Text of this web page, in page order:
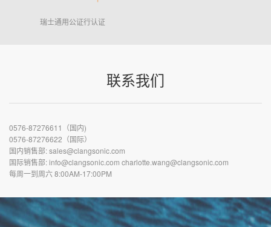
瑞士通用公证行认证
联系我们
0576-87276611（国内)
0576-87276622（国际）
国内销售部: sales@clangsonic.com
国际销售部: info@clangsonic.com charlotte.wang@clangsonic.com
每周一到周六 8:00AM-17:00PM